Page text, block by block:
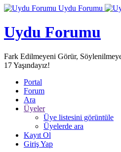
Uydu Forumu
Uydu Forumu
Fark Edilmeyeni Görür,
17Yaşındayız!
Portal
Forum
Ara
Üyeler
Üye listesini görüntüle
Üyelerde ara
Kayıt Ol
Giriş Yap